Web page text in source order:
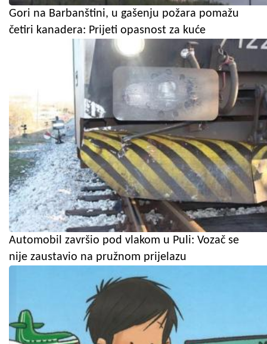
Gori na Barbanštini, u gašenju požara pomažu
četiri kanadera: Prijeti opasnost za kuće
Automobil završio pod vlakom u Puli: Vozač se
nije zaustavio na pružnom prijelazu